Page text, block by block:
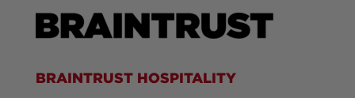
BRAINTRUST HOSPITALITY